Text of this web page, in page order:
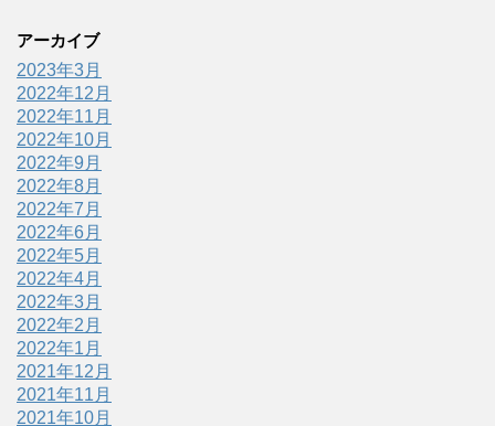
アーカイブ
2023年3月
2022年12月
2022年11月
2022年10月
2022年9月
2022年8月
2022年7月
2022年6月
2022年5月
2022年4月
2022年3月
2022年2月
2022年1月
2021年12月
2021年11月
2021年10月